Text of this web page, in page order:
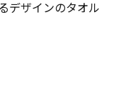
デザインのタオル